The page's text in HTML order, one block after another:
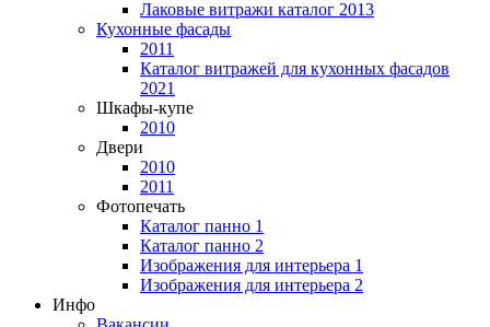
Лаковые витражи каталог 2013
Кухонные фасады
2011
Каталог витражей для кухонных фасадов
2021
Шкафы-купе
2010
Двери
2010
2011
Фотопечать
Каталог панно 1
Каталог панно 2
Изображения для интерьера 1
Изображения для интерьера 2
Инфо